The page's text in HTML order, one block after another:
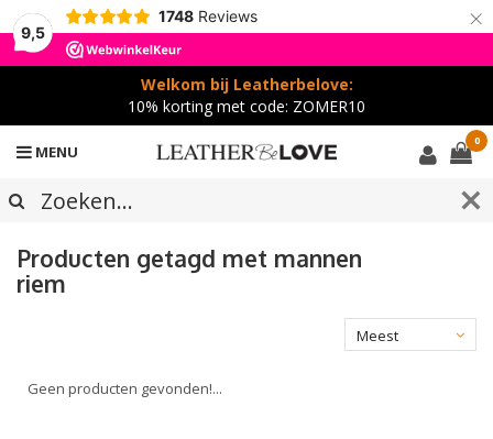
9,5
1748 Reviews ×
Welkom bij Leatherbelove:
10% korting met code: ZOMER10
MENU
0
Producten getagd met mannen
riem
Meest
Geen producten gevonden!...